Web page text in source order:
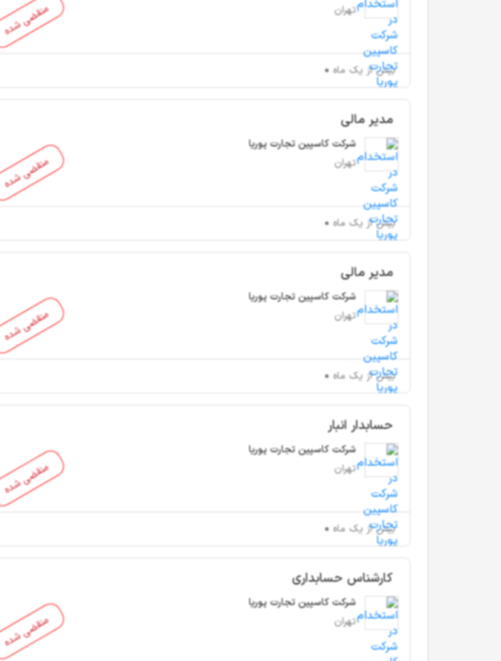
منقضی شده
تهران
بیش از یک ماه
منقضی شده
مدیر مالی
شرکت کاسپین تجارت پوریا
تهران
بیش از یک ماه
منقضی شده
مدیر مالی
شرکت کاسپین تجارت پوریا
تهران
بیش از یک ماه
منقضی شده
حسابدار انبار
شرکت کاسپین تجارت پوریا
تهران
بیش از یک ماه
منقضی شده
کارشناس حسابداری
شرکت کاسپین تجارت پوریا
تهران